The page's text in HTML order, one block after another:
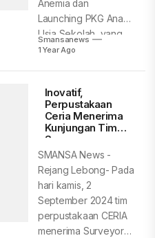
Anemia dan
Launching PKG Anak
Usia Sekolah, yang
dilaksanakan oleh...
Smansanews
1 Year Ago
Inovatif,
Perpustakaan
Ceria Menerima
Kunjungan Tim
Surveyor
Perpusnas
SMANSA News -
Rejang Lebong- Pada
hari kamis, 2
September 2024 tim
perpustakaan CERIA
menerima Surveyor